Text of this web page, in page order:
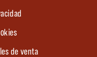
de venta